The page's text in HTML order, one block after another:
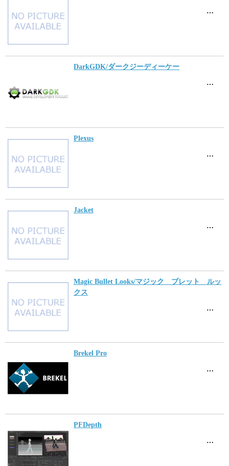
…
DarkGDK/ダークジーディーケー
…
Plexus
…
Jacket
…
Magic Bullet Looks/マジック ブレット ルッ
クス
…
Brekel Pro
…
PFDepth
…